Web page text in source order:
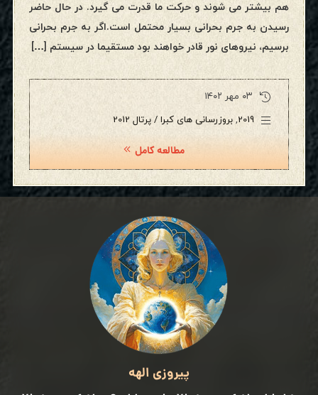
هم بیشتر می شوند و حرکت ما قدرت می گیرد. در حال حاضر
رسیدن به جرم بحرانی بسیار محتمل است.اگر به جرم بحرانی
برسیم، نیروهای نور قادر خواهند بود مستقیما در سیستم […]
۰۳ مهر ۱۴۰۲
2019
, بروزرسانی های کبرا / پرتال 2012
مطالعه کامل
پیروزی الهه